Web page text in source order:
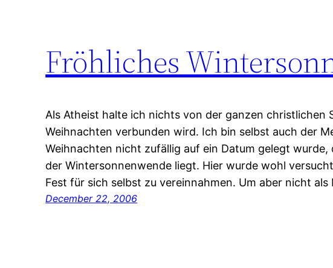
Fröhliches
Als Atheist halte ich nichts von der ganzen christlichen
Weihnachten verbunden wird. Ich bin selbst auch der
Weihnachten nicht zufällig auf ein Datum gelegt wurde,
der Wintersonnenwende liegt. Hier wurde wohl
Fest für sich selbst zu vereinnahmen. Um aber nicht
December 22, 2006